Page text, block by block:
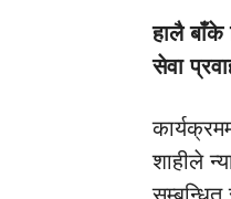
हालै बाँके
सेवा
शाहीले